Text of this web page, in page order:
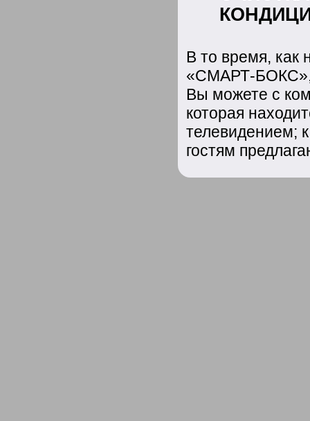
В то время, как
«СМАРТ-БОКС»,
Вы можете с
которая
телевидением;
гостям